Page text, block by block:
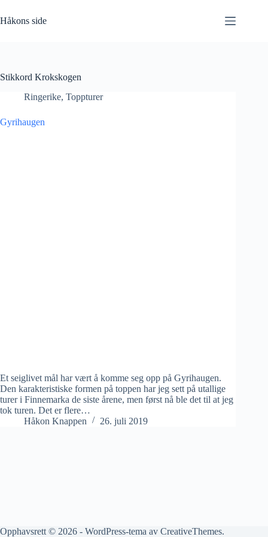
til
innholdet
Håkons side
Stikkord Krokskogen
Ringerike, Toppturer
Gyrihaugen
Et seiglivet mål har vært å komme seg opp på Gyrihaugen.
Den karakteristiske formen på toppen har jeg sett på utallige
turer i Finnemarka de siste årene, men først nå ble det til at jeg
tok turen. Det er flere…
Håkon Knappen
26. juli 2019
Opphavsrett © 2026 - WordPress-tema av CreativeThemes.